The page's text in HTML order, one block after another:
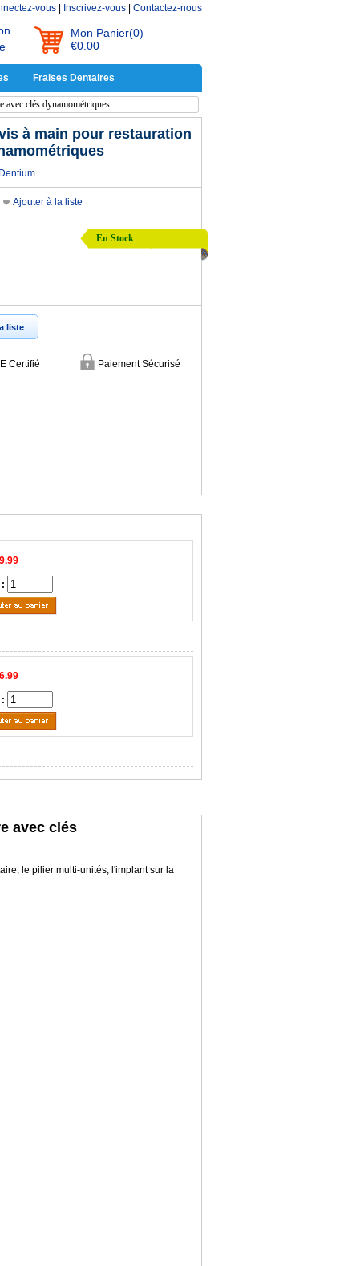
vous Inscrivez-vous Contactez-nous
Mon Panier(0)
€0.00
Fraises Dentaires
clés dynamométriques
à main pour restauration
Dentium
Ajouter à la liste
En Stock
liste
Certifié Paiement Sécurisé
avec clés
le pilier multi-unités, l'implant sur la